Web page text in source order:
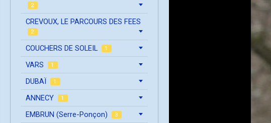
2
CREVOUX, LE PARCOURS DES FEES
2
COUCHERS DE SOLEIL 1
VARS 1
DUBAÏ 1
ANNECY 1
EMBRUN (Serre-Ponçon) 3